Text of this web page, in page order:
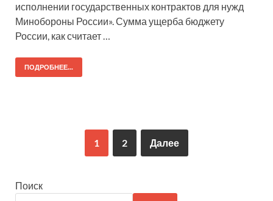
исполнении государственных контрактов для нужд
Минобороны России». Сумма ущерба бюджету
России, как считает …
ПОДРОБНЕЕ...
1 2 Далее
Поиск